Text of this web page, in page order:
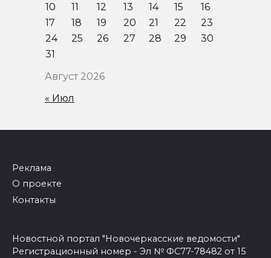
Август 2026
10
11 12 13 14 15
16
17
18 19 20 21 22
23
24
25 26 27 28 29
30
31
« Июл
Реклама
О проекте
Контакты
Новостной портал "Новочеркасские ведомости"
Регистрационный номер - Эл № ФС77-78482 от 15